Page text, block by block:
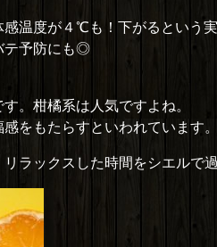
温度が４℃も！下がるという実
テ予防にも◎
。柑橘系は人気ですよね。
をもたらすといわれています。
ラックスした時間をシエルで